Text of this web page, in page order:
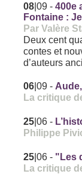
08 |09 -400e
Fontaine :
Par Valère
Deux cent
contes et
d’auteurs
06 |09 -
La critique
25 |06 -
Philippe
25 |06 - "Les
La critique